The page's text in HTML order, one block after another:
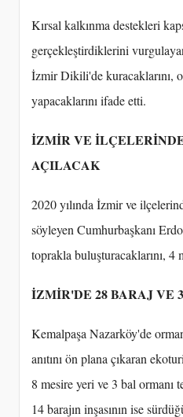
Kırsal kalkınma destekleri
gerçekleştirdiklerini
İzmir Dikili'de kuracaklarını,
yapacaklarını ifade etti.
İZMİR VE
AÇILACAK
2020 yılında İzmir ve
söyleyen Cumhurbaşkanı
toprakla buluşturacaklarını,
İZMİR'DE 28 BARAJ VE
Kemalpaşa Nazarköy'de
anıtını ön plana çıkaran
8 mesire yeri ve 3 bal ormanı
14 barajın inşasının ise